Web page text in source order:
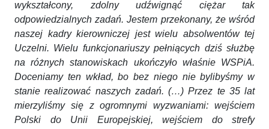
wykształcony, zdolny udźwignąć ciężar tak
odpowiedzialnych zadań. Jestem przekonany, że wśród
naszej kadry kierowniczej jest wielu absolwentów tej
Uczelni. Wielu funkcjonariuszy pełniących dziś służbę
na różnych stanowiskach ukończyło właśnie WSPiA.
Doceniamy ten wkład, bo bez niego nie bylibyśmy w
stanie realizować naszych zadań. (…) Przez te 35 lat
mierzyliśmy się z ogromnymi wyzwaniami: wejściem
Polski do Unii Europejskiej, wejściem do strefy